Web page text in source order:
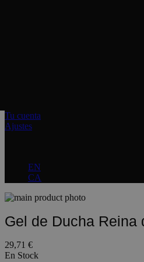
Tu cuenta
Ajustes
EN
CA
Gel de Ducha Reina
29,71 €
En Stock